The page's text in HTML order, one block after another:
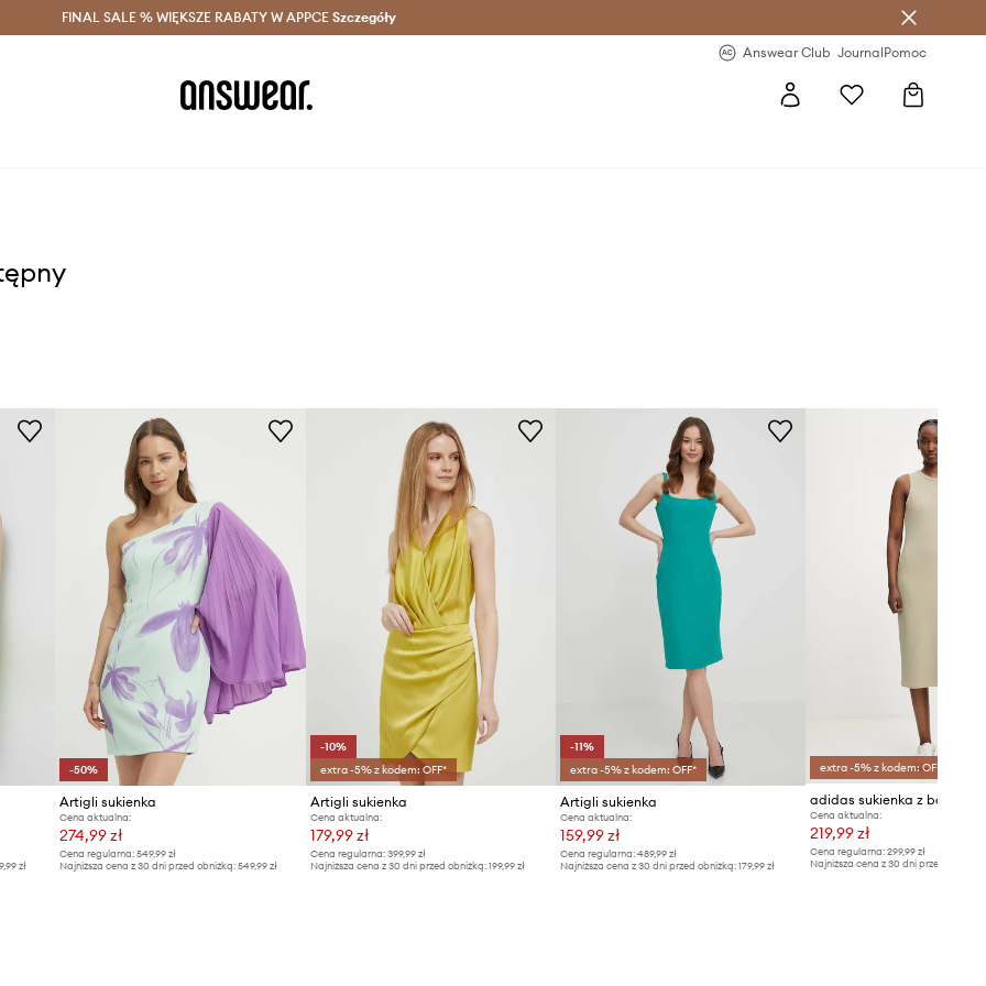
z Answear Club > Dostawa nawet w 24h >
FINAL SALE % WIĘKSZE RABATY W APPCE Szczegóły
Answear Club JournalPomoc
zł
-50%
Artigli sukienka
Cena aktualna:
274,99 zł
Cena regularna: 549,99 zł
Najniższa cena z 30 dni przed obniżką: 549,99 zł
-10%
extra -5% z kodem: OFF*
Artigli sukienka
Cena aktualna:
179,99 zł
Cena regularna: 399,99 zł
Najniższa cena z 30 dni przed obniżką: 199,99 zł
-11%
extra -5% z kodem: OFF*
Artigli sukienka
Cena aktualna:
159,99 zł
Cena regularna:489,99 zł
Najniższa cena z 30 dni przed obniżką:179,99 zł
extra -5% z kodem: OFF*
adidas sukienka z bawełną
Cena aktualna:
219,99 zł
Cena regularna: 299,99 zł
Najniższa cena z 30 dni przed obniżką: